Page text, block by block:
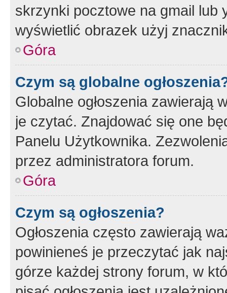
skrzynki pocztowe na gmail lub
wyświetlić obrazek użyj
Góra
Czym są globalne
Globalne ogłoszenia zawierają
je czytać. Znajdować się one
Panelu Użytkownika.
przez administratora forum.
Góra
Czym są ogłoszenia?
Ogłoszenia często zawierają
powinieneś je przeczytać jak
górze każdej strony forum, w